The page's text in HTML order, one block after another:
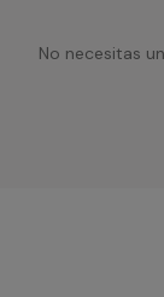
No necesitas